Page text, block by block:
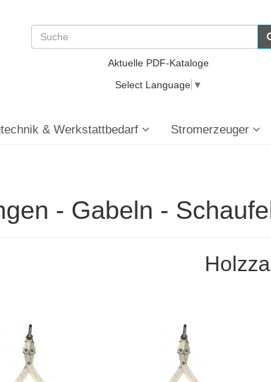
Aktuelle PDF-Kataloge
Select Language ▼
& Werkstattbedarf Stromerzeuger
- Gabeln -